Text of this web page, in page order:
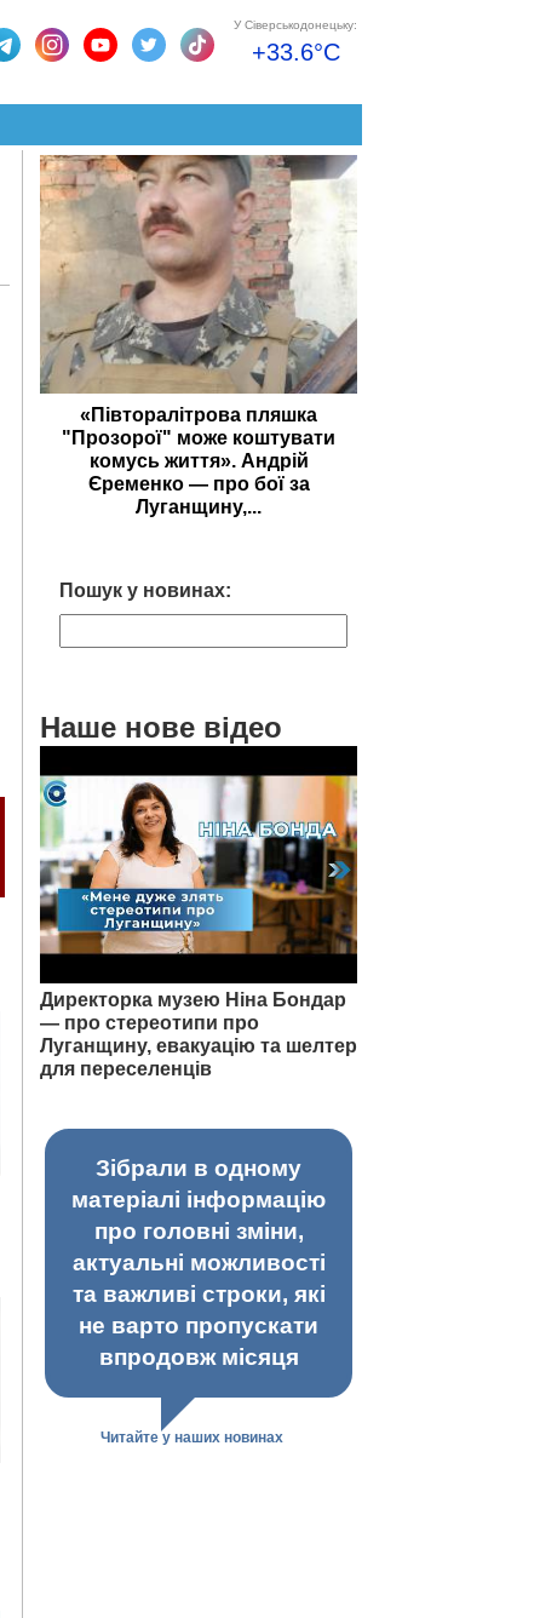
У Сіверськодонецьку:
+33.6°C
«Півторалітрова пляшка
"Прозорої" може коштувати
комусь життя». Андрій
Єременко — про бої за
Луганщину,...
Пошук у новинах:
Наше нове відео
Директорка музею Ніна Бондар
— про стереотипи про
Луганщину, евакуацію та шелтер
для переселенців
Зібрали в одному
матеріалі інформацію
про головні зміни,
актуальні можливості
та важливі строки, які
не варто пропускати
впродовж місяця
Читайте у наших новинах